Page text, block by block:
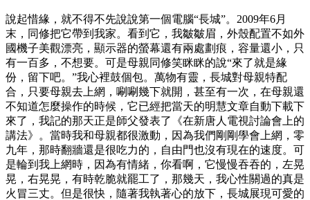
說起惜緣，就不得不先說說第一個電腦“長城”。2009年6月
末，同修把它帶到我家。看到它，我皺皺眉，外殼配置不如外
國機子美觀漂亮，顯示器的螢幕還有兩處劃痕，容量還小，只
有一百多，不想要。可是母親同修笑眯眯的說“來了就是緣
份，留下吧。”我心裡鼓個包。萬物有靈，長城對母親特配
合，只要母親去上網，唰唰幾下就開，甚至有一次，在母親還
不知道怎麼操作的時候，它已經把當天的明慧文章自動下載下
來了，我記的那天正是師父發表了《在新唐人電視討論會上的
講法》。當時我和母親都很激動，因為我們剛剛學會上網，零
九年，那時翻牆還是很吃力的，自由門也沒有現在的速度。可
是輪到我上網時，因為有情緒，你看啊，它慢慢吞吞的，左晃
晃，右晃晃，有時乾脆就罷工了，那幾天，我心性關過的真是
火冒三丈。但是很快，隨著我執著心的放下，長城展現可愛的